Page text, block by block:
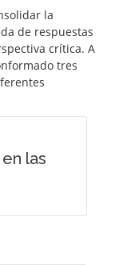
la
de respuestas
crítica. A
tres
las